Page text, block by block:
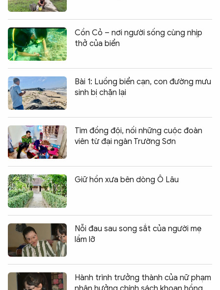
Cồn Cỏ – nơi người sống cùng nhịp
thở của biển
Bài 1: Luồng biển cạn, con đường mưu
sinh bị chặn lại
Tìm đồng đội, nối những cuộc đoàn
viên từ đại ngàn Trường Sơn
Giữ hồn xưa bên dòng Ô Lâu
Nỗi đau sau song sắt của người mẹ
lầm lỡ
Hành trình trưởng thành của nữ phạm